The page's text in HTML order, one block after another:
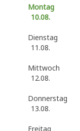
Montag
10.08.
Dienstag
11.08.
Mittwoch
12.08.
Donnerstag
13.08.
Freitag